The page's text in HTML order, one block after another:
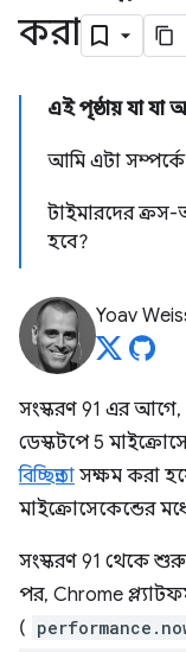
করা
এই পৃষ্ঠায় যা যা
আমি এটা
টাইমারদের
হবে?
Yoav
সংস্করণ 91 এর
ডেস্কটপে 5
বিচ্ছিন্নতা সক্ষম করা
মাইক্রোসেকেন্ডের
সংস্করণ 91 থেকে
পর, Chrome
(